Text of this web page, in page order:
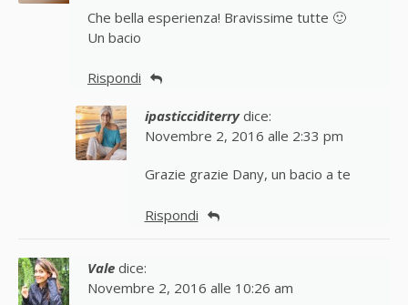
Che bella esperienza! Bravissime tutte 🙂
Un bacio
Rispondi
ipasticciditerry dice:
Novembre 2, 2016 alle 2:33 pm
Grazie grazie Dany, un bacio a te
Rispondi
Vale dice:
Novembre 2, 2016 alle 10:26 am